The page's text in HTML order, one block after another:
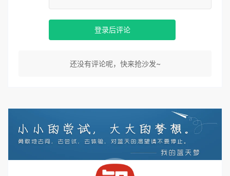
登录后评论
还没有评论呢，快来抢沙发~